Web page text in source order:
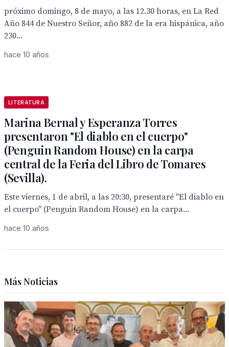
próximo domingo, 8 de mayo, a las 12.30 horas, en La Red
Año 844 de Nuestro Señor, año 882 de la era hispánica, año
230...
hace 10 años
LITERATURA
Marina Bernal y Esperanza Torres
presentaron "El diablo en el cuerpo"
(Penguin Random House) en la carpa
central de la Feria del Libro de Tomares
(Sevilla).
Este viernes, 1 de abril, a las 20:30, presentaré "El diablo en
el cuerpo" (Penguin Random House) en la carpa...
hace 10 años
Más Noticias